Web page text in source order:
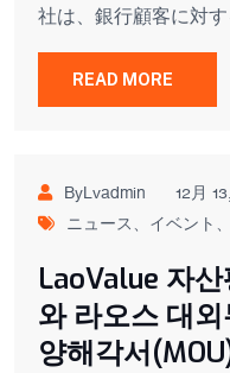
社は、銀行顧客に対
READ MORE
ByLvadmin
12月
ニュース、イベント
LaoValue 자
와 라오스 대
양해각서